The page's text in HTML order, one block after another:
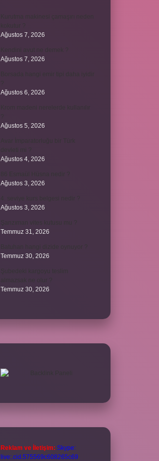
Ağustos 7, 2026
Ağustos 7, 2026
Ağustos 6, 2026
Ağustos 5, 2026
Ağustos 4, 2026
Ağustos 3, 2026
Ağustos 3, 2026
Temmuz 31, 2026
Temmuz 30, 2026
Temmuz 30, 2026
Reklam ve İletişim: Skype:
live:.cid.575569c608265c69